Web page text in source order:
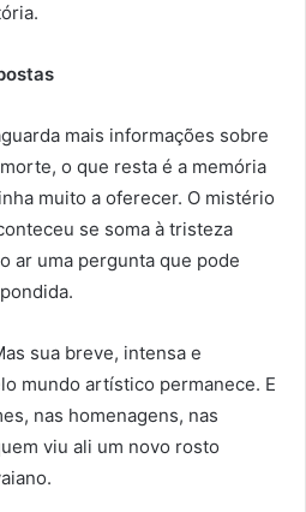
mais informações sobre
o que resta é a memória
muito a oferecer. O mistério
se soma à tristeza
ar uma pergunta que pode
sua breve, intensa e
mundo artístico permanece. E
nas homenagens, nas
viu ali um novo rosto